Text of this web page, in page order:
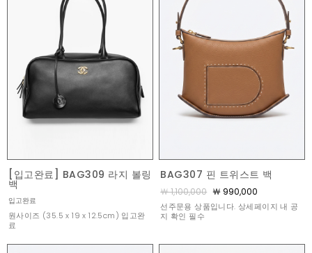
[입고완료] BAG309 라지 볼링
백
입고완료
원사이즈 (35.5 x 19 x 12.5cm) 입고완
료
BAG307 핀 트위스트 백
￦ 1,100,000 ￦ 990,000
선주문용 상품입니다. 상세페이지 내 공
지 확인 필수